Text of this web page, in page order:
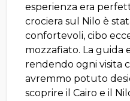
esperienza era
crociera sul Nilo è
confortevoli, cibo
mozzafiato. La guida
rendendo ogni visita
avremmo potuto
scoprire il Cairo e il